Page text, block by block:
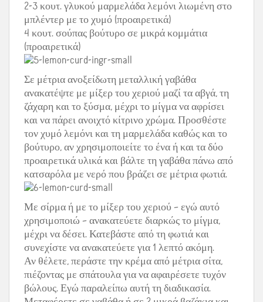
2-3 κουτ. γλυκού μαρμελάδα λεμόνι λιωμένη στο
μπλέντερ με το χυμό (προαιρετικά)
4 κουτ. σούπας βούτυρο σε μικρά κομμάτια
(προαιρετικά)
Σε μέτρια ανοξείδωτη μεταλλική γαβάθα
ανακατέψτε με μίξερ του χεριού μαζί τα αβγά, τη
ζάχαρη και το ξύσμα, μέχρι το μίγμα να αφρίσει
και να πάρει ανοιχτό κίτρινο χρώμα. Προσθέστε
τον χυμό λεμόνι και τη μαρμελάδα καθώς και το
βούτυρο, αν χρησιμοποιείτε το ένα ή και τα δύο
προαιρετικά υλικά και βάλτε τη γαβάθα πάνω από
κατσαρόλα με νερό που βράζει σε μέτρια φωτιά.
Με σίρμα ή με το μίξερ του χεριού – εγώ αυτό
χρησιμοποιώ – ανακατεύετε διαρκώς το μίγμα,
μέχρι να δέσει. Κατεβάστε από τη φωτιά και
συνεχίστε να ανακατεύετε για 1 λεπτό ακόμη.
Αν θέλετε, περάστε την κρέμα από μέτρια σίτα,
πιέζοντας με σπάτουλα για να αφαιρέσετε τυχόν
βώλους. Εγώ παραλείπω αυτή τη διαδικασία.